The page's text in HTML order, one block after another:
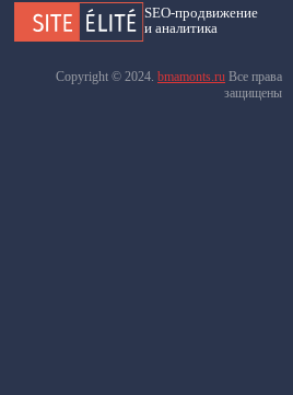
SEO-продвижение
и аналитика
Copyright © 2024. bmamonts.ru Все права
защищены